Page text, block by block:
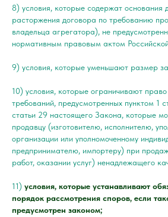
8) условия, которые содержат основания
расторжения договора по требованию
владельца агрегатора), не
нормативным правовым актом
9) условия, которые уменьшают размер
10) условия, которые ограничивают
требований, предусмотренных пунктом 1
статьи 29 настоящего Закона, которые
продавцу (изготовителю, исполнителю,
организации или уполномоченному
предпринимателю, импортеру) при
работ, оказании услуг) ненадлежащего
11) условия, которые устанавливают
порядок рассмотрения споров, если
предусмотрен законом;